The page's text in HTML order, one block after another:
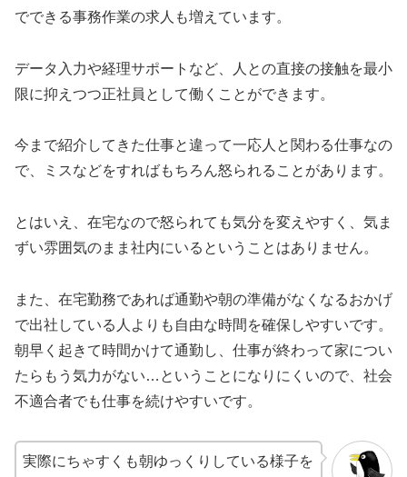
でできる事務作業の求人も増えています。
データ入力や経理サポートなど、人との直接の接触を最小
限に抑えつつ正社員として働くことができます。
今まで紹介してきた仕事と違って一応人と関わる仕事なの
で、ミスなどをすればもちろん怒られることがあります。
とはいえ、在宅なので怒られても気分を変えやすく、気ま
ずい雰囲気のまま社内にいるということはありません。
また、在宅勤務であれば通勤や朝の準備がなくなるおかげ
で出社している人よりも自由な時間を確保しやすいです。
朝早く起きて時間かけて通勤し、仕事が終わって家につい
たらもう気力がない…ということになりにくいので、社会
不適合者でも仕事を続けやすいです。
実際にちゃすくも朝ゆっくりしている様子を